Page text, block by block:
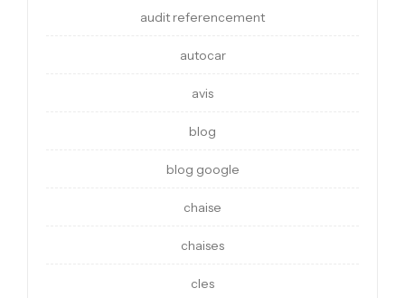
audit referencement
autocar
avis
blog
blog google
chaise
chaises
cles